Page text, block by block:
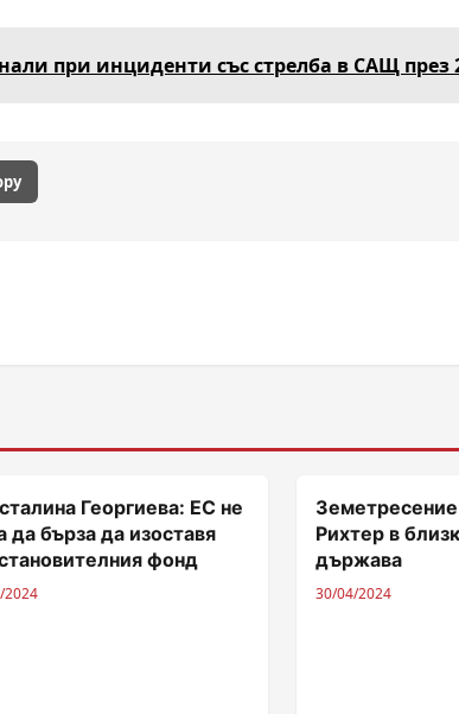
при инциденти със стрелба в САЩ през
Георгиева: ЕС не
да бърза да изоставя
фонд
2024
Рихтер в
държава
30/04/2024